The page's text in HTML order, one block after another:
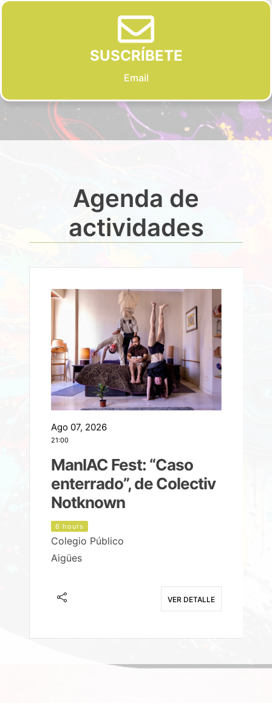
SUSCRÍBETE
Email
Agenda de
actividades
Ago 07, 2026
21:00
ManIAC Fest: “Caso
enterrado”, de Colectiv
Notknown
6 hours
Colegio Público
Aigües
VER DETALLE